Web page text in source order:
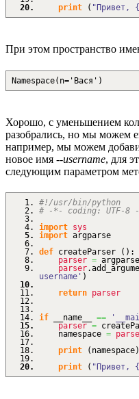
print
( "Привет,
При этом пространство
Namespace(n='Вася')
Хорошо, с уменьшением
разобрались, но мы можем
например, мы можем
новое имя --username, для
следующим параметром
#!/usr/bin/python
# -*- coding: UTF-8
import sys
import argparse
def createParser ( ) :
parser =
parser.
username' )
return parser
if __name__ ==
parser =
namespace =
print
( namespace)
print
( "Привет,